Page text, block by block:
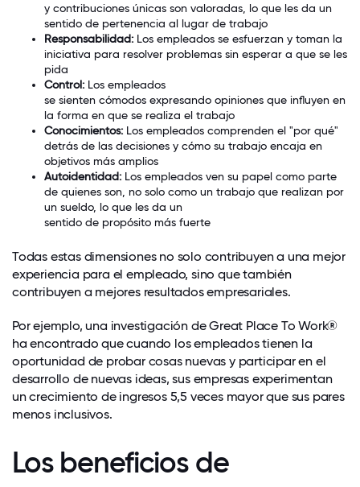
y contribuciones únicas son valoradas, lo que les da un
sentido de pertenencia al lugar de trabajo
Responsabilidad: Los empleados se esfuerzan y toman la
iniciativa para resolver problemas sin esperar a que se les
pida
Control: Los empleados
se sienten cómodos expresando opiniones que influyen en
la forma en que se realiza el trabajo
Conocimientos: Los empleados comprenden el "por qué"
detrás de las decisiones y cómo su trabajo encaja en
objetivos más amplios
Autoidentidad: Los empleados ven su papel como parte
de quienes son, no solo como un trabajo que realizan por
un sueldo, lo que les da un
sentido de propósito más fuerte
Todas estas dimensiones no solo contribuyen a una mejor
experiencia para el empleado, sino que también
contribuyen a mejores resultados empresariales.
Por ejemplo, una investigación de Great Place To Work®
ha encontrado que cuando los empleados tienen la
oportunidad de probar cosas nuevas y participar en el
desarrollo de nuevas ideas, sus empresas experimentan
un crecimiento de ingresos 5,5 veces mayor que sus pares
menos inclusivos.
Los beneficios de